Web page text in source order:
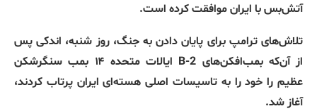
آتش‌بس با ایران موافقت کرده است.
تلاش‌های ترامپ برای پایان دادن به جنگ، روز شنبه، اندکی پس
از آن‌که بمب‌افکن‌های B-2 ایالات متحده ۱۴ بمب سنگرشکن
عظیم را خود را به تاسیسات اصلی هسته‌ای ایران پرتاب کردند،
آغاز شد.